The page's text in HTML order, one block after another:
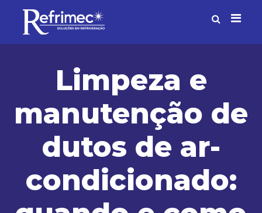
Limpeza e
manutenção de
dutos de ar-
condicionado: